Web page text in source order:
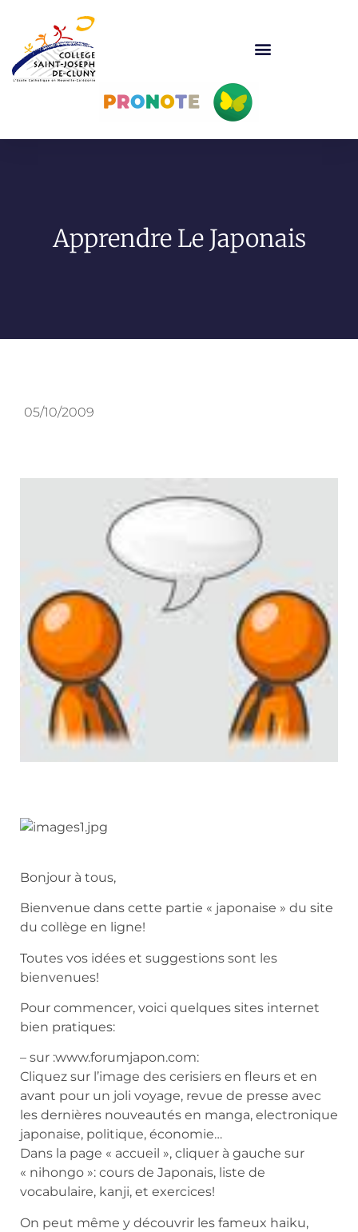
Apprendre Le Japonais
05/10/2009
Bonjour à tous,
Bienvenue dans cette partie « japonaise » du site
du collège en ligne!
Toutes vos idées et suggestions sont les
bienvenues!
Pour commencer, voici quelques sites internet
bien pratiques:
– sur :www.forumjapon.com:
Cliquez sur l’image des cerisiers en fleurs et en
avant pour un joli voyage, revue de presse avec
les dernières nouveautés en manga, electronique
japonaise, politique, économie…
Dans la page « accueil », cliquer à gauche sur
« nihongo »: cours de Japonais, liste de
vocabulaire, kanji, et exercices!
On peut même y découvrir les fameux haiku,